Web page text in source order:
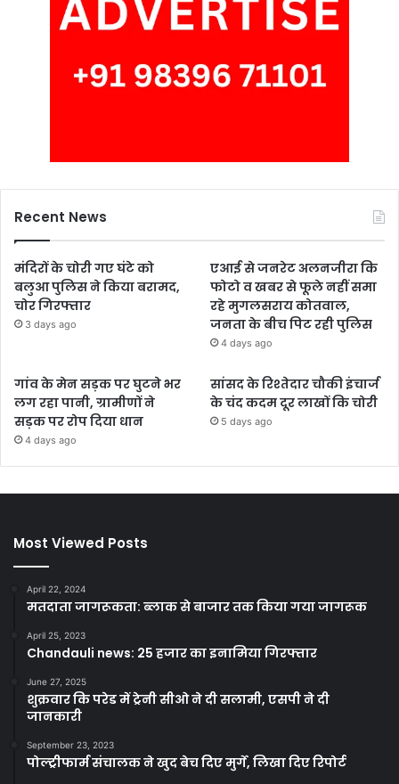
Recent News
मंदिरों के चोरी गए घंटे को
बलुआ पुलिस ने किया बरामद,
चोर गिरफ्तार
3 days ago
एआई से जनरेट अलनजीरा कि
फोटो व खबर से फूले नहीं समा
रहे मुगलसराय कोतवाल,
जनता के बीच पिट रही पुलिस
4 days ago
गांव के मेन सड़क पर घुटने भर
लग रहा पानी, ग्रामीणों ने
सड़क पर रोप दिया धान
4 days ago
सांसद के रिश्तेदार चौकी इंचार्ज
के चंद कदम दूर लाखों कि चोरी
5 days ago
Most Viewed Posts
April 22, 2024
मतदाता जागरूकता: ब्लाक से बाजार तक किया गया जागरूक
April 25, 2023
Chandauli news: 25 हजार का इनामिया गिरफ्तार
June 27, 2025
शुक्रवार कि परेड में ट्रेनी सीओ ने दी सलामी, एसपी ने दी
जानकारी
September 23, 2023
पोल्ट्रीफार्म संचालक ने खुद बेच दिए मुर्गे, लिखा दिए रिपोर्ट